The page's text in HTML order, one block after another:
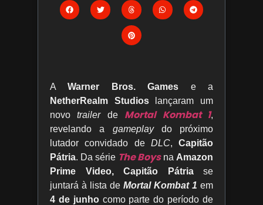
AWarner Bros. Games e a
NetherRealm Studioslançaram um
novotrailerde Mortal Kombat 1,
revelando a gameplaydo próximo
lutador convidado de DLC, Capitão
Pátria. Da série The Boysna Amazon
Prime Video,
Capitão Pátriase
juntará à lista de Mortal Kombat 1 em
4 de junhocomo parte do período de